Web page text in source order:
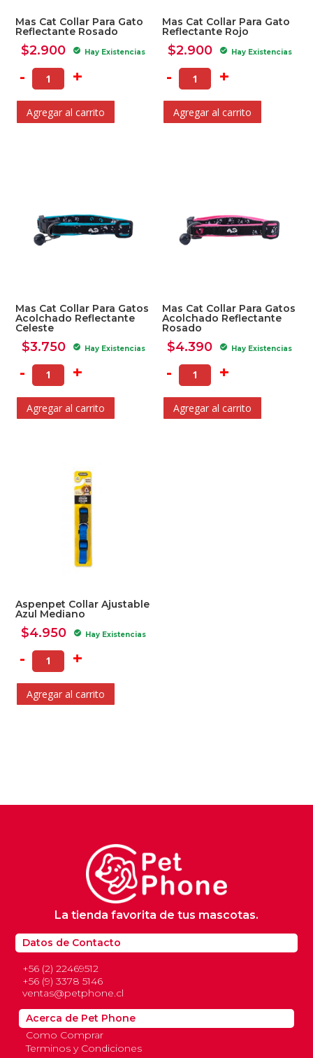
Mas Cat Collar Para Gato
Reflectante Rosado
$2.900 check_circle Hay Existencias
- +
Agregar al carrito
Mas Cat Collar Para Gato
Reflectante Rojo
$2.900 check_circle Hay Existencias
- +
Agregar al carrito
Mas Cat Collar Para Gatos
Acolchado Reflectante
Celeste
$3.750 check_circle Hay Existencias
- +
Agregar al carrito
Mas Cat Collar Para Gatos
Acolchado Reflectante
Rosado
$4.390 check_circle Hay Existencias
- +
Agregar al carrito
Aspenpet Collar Ajustable
Azul Mediano
$4.950 check_circle Hay Existencias
- +
Agregar al carrito
Datos de Contacto
+56 (2) 22469512
+56 (9) 3378 5146
ventas@petphone.cl
La tienda favorita de tus mascotas.
Acerca de Pet Phone
Como Comprar
Terminos y Condiciones